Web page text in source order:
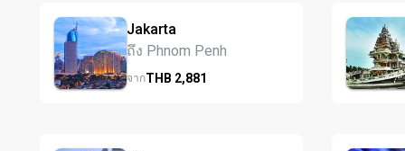
Jakarta
ถึง Phnom Penh
จากTHB 2,881